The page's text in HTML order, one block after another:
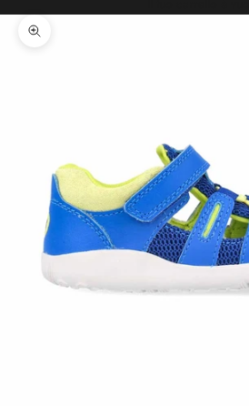
Ingrandisci immagine